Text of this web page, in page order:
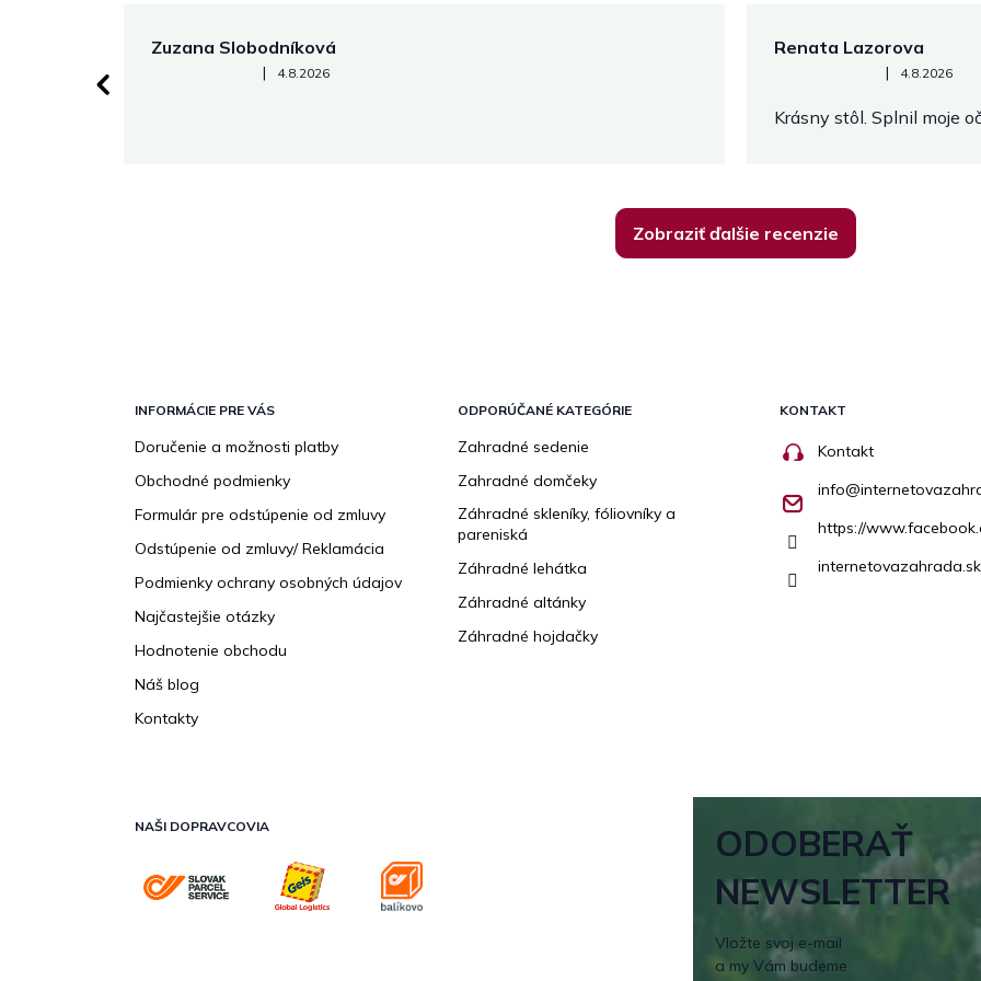
Zuzana Slobodníková
Hodnotenie obchodu je 5 z 5 hviezdičiek.
| 4.8.2026
Renata Lazorova
Hodnotenie obchodu je 5 z
| 4.8.2026
Krásny stôl. Splnil moje
Zobraziť ďalšie recenzie
INFORMÁCIE PRE VÁS
Doručenie a možnosti platby
Obchodné podmienky
Formulár pre odstúpenie od zmluvy
Odstúpenie od zmluvy/ Reklamácia
Podmienky ochrany osobných údajov
Najčastejšie otázky
Hodnotenie obchodu
Náš blog
Kontakty
ODPORÚČANÉ KATEGÓRIE
Zahradné sedenie
Zahradné domčeky
Záhradné skleníky, fóliovníky a
pareniská
Záhradné lehátka
Záhradné altánky
Záhradné hojdačky
KONTAKT
Kontakt
info@
https://
internetovazahrada.sk
NAŠI DOPRAVCOVIA
ODOBERAŤ
NEWSLETTER
Vložte svoj e-mail
a my Vám budeme